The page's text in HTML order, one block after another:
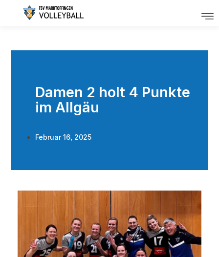
Damen 2 holt 4 Punkte
im Allgäu
Februar 16, 2025